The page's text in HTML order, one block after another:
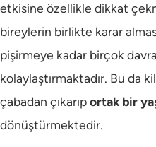
etkisine özellikle dikkat
bireylerin birlikte karar
pişirmeye kadar birçok
kolaylaştırmaktadır. Bu da
çabadan çıkarıportak bir
dönüştürmektedir.